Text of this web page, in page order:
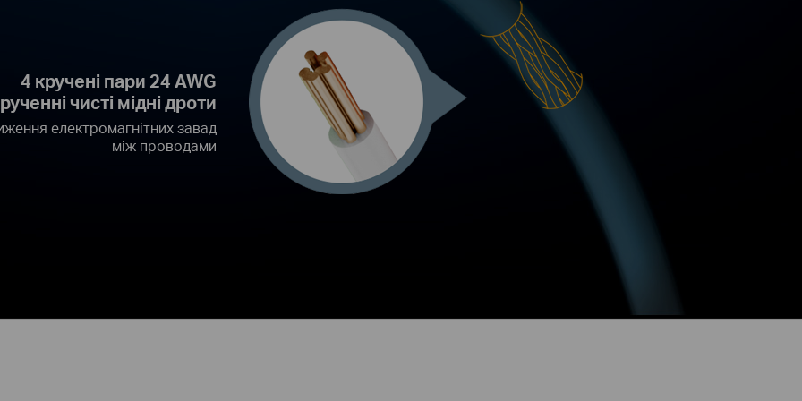
4 кручені пари 24 AWG
чисті мідні дроти
електромагнітних завад
між проводами